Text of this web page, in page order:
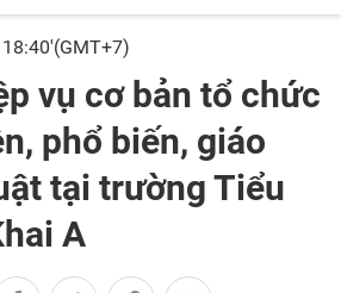
vụ cơ bản tổ chức
phổ biến, giáo
tại trường Tiểu
A